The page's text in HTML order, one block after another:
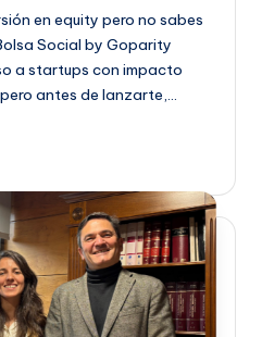
en equity pero no sabes
Social by Goparity
a startups con impacto
antes de lanzarte,…